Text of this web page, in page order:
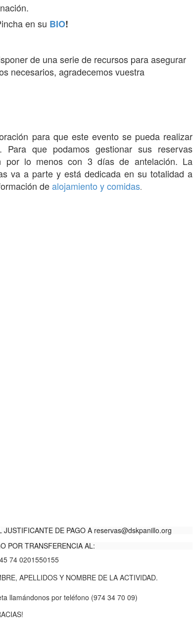
en su BIO!
de una serie de recursos para asegurar
necesarios, agradecemos vuestra
para que este evento se pueda realizar
Para que podamos gestionar sus reservas
por lo menos con 3 días de antelación. La
va a parte y está dedicada en su totalidad a
dealojamiento y comidas.
JUSTIFICANTE DE PAGO A reservas@dskpanillo.org
POR TRANSFERENCIA AL:
74 0201550155
APELLIDOS Y NOMBRE DE LA ACTIVIDAD.
llamándonos por teléfono (974 34 70 09)